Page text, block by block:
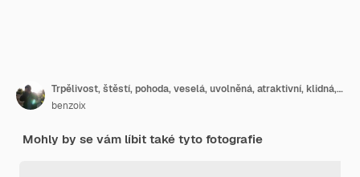
Trpělivost, štěstí, pohoda, veselá, uvolněná, atraktivní, klidná, uvolněná, mladá, šťastná dívka dýchá
benzoix
Mohly by se vám líbit také tyto fotografie